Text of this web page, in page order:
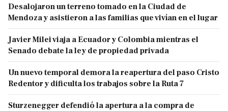
Desalojaron un terreno tomado en la Ciudad de
Mendoza y asistieron a las familias que vivían en el lugar
Javier Milei viaja a Ecuador y Colombia mientras el
Senado debate la ley de propiedad privada
Un nuevo temporal demora la reapertura del paso Cristo
Redentor y dificulta los trabajos sobre la Ruta 7
Sturzenegger defendió la apertura a la compra de